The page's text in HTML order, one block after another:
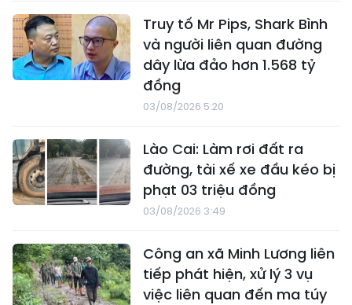
Truy tố Mr Pips, Shark Bình
và người liên quan đường
dây lừa đảo hơn 1.568 tỷ
đồng
03/08/2026 5:20
Lào Cai: Làm rơi đất ra
đường, tài xế xe đầu kéo bị
phạt 03 triệu đồng
03/08/2026 3:49
Công an xã Minh Lương liên
tiếp phát hiện, xử lý 3 vụ
việc liên quan đến ma túy